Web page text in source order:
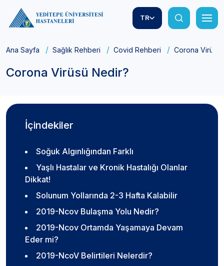
TR
Ana Sayfa Sağlık Rehberi Covid Rehberi Corona Virüsü
Corona Virüsü Nedir?
İçindekiler
Soğuk Algınlığından Farklı
Yaşlı Hastalar ve Kronik Hastalığı Olanlar
Dikkat!
Solunum Yollarında 2-3 Hafta Kalabilir
2019-Ncov Bulaşma Yolu Nedir?
2019-Ncov Ortamda Yaşamaya Devam
Eder mi?
2019-NcoV Belirtileri Nelerdir?